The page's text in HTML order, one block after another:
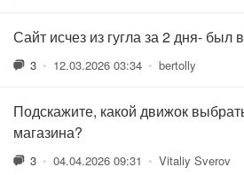
Сайт исчез из гугла за 2 дня- был
3 • 12.03.2026 03:34 • bertolly
Подскажите, какой движок
магазина?
3 • 04.04.2026 09:31 • Vitaliy Sverov